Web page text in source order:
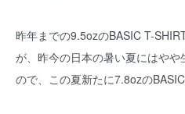
昨年までの9.5ozのBASIC T-
が、昨今の日本の暑い夏にはや
ので、この夏新たに7.8ozのBASIC